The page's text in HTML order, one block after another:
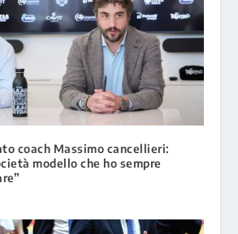
coach Massimo cancellieri:
modello che ho sempre